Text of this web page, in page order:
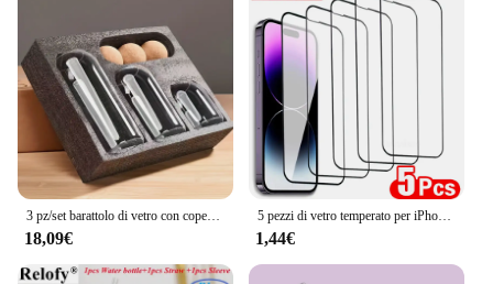
3 pz/set barattolo di vetro con coperchio in sughero a sfera, contenitori in vetro trasparente con sfera di sughero, simpatiche bottiglie di vetro rotonde Decorative con Ai
18,09€
5 pezzi di vetro temperato per iPhone 14 13 12 11 15 Pro XR XS Max proteggi schermo per iPhone 7 8Plus pellicola protettiva in vetro a copertura totale
1,44€